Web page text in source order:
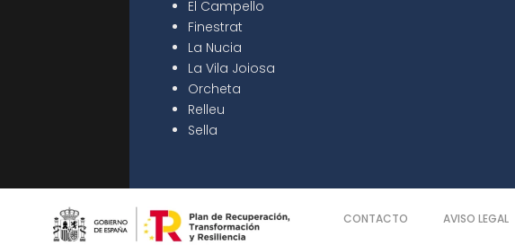
El Campello
Finestrat
La Nucia
La Vila Joiosa
Orcheta
Relleu
Sella
CONTACTO AVISO LEGAL